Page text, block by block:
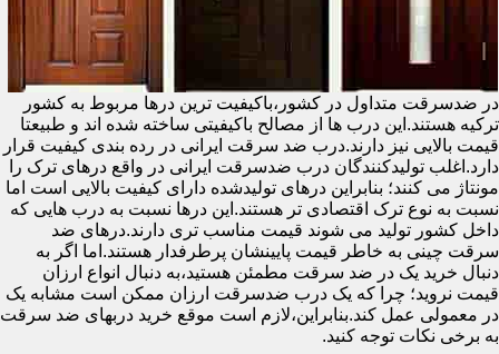
در ضدسرقت متداول در کشور،باکیفیت ترین درها مربوط به کشور
ترکیه هستند.این درب ها از مصالح باکیفیتی ساخته شده اند و طبیعتا
قیمت بالایی نیز دارند.درب ضد سرقت ایرانی در رده بندی کیفیت قرار
دارد.اغلب تولیدکنندگان درب ضدسرقت ایرانی در واقع درهای ترک را
مونتاژ می کنند؛ بنابراین درهای تولیدشده دارای کیفیت بالایی است اما
نسبت به نوع ترک اقتصادی تر هستند.این درها نسبت به درب هایی که
داخل کشور تولید می شوند قیمت مناسب تری دارند.درهای ضد
سرقت چینی به خاطر قیمت پایینشان پرطرفدار هستند.اما اگر به
دنبال خرید یک در ضد سرقت مطمئن هستید،به دنبال انواع ارزان
قیمت نروید؛ چرا که یک درب ضدسرقت ارزان ممکن است مشابه یک
در معمولی عمل کند.بنابراین،لازم است موقع خرید دربهای ضد سرقت
به برخی نکات توجه کنید.